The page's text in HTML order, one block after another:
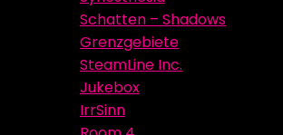
Schatten – Shadows
Grenzgebiete
SteamLine Inc.
Jukebox
IrrSinn